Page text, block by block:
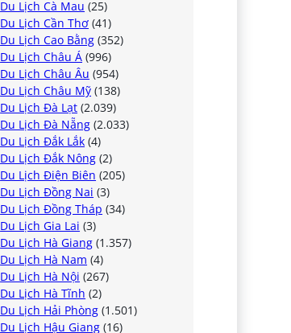
Du Lịch Cà Mau (25)
Du Lịch Cần Thơ (41)
Du Lịch Cao Bằng (352)
Du Lịch Châu Á (996)
Du Lịch Châu Âu (954)
Du Lịch Châu Mỹ (138)
Du Lịch Đà Lạt (2.039)
Du Lịch Đà Nẵng (2.033)
Du Lịch Đắk Lắk (4)
Du Lịch Đắk Nông (2)
Du Lịch Điện Biên (205)
Du Lịch Đồng Nai (3)
Du Lịch Đồng Tháp (34)
Du Lịch Gia Lai (3)
Du Lịch Hà Giang (1.357)
Du Lịch Hà Nam (4)
Du Lịch Hà Nội (267)
Du Lịch Hà Tĩnh (2)
Du Lịch Hải Phòng (1.501)
Du Lịch Hậu Giang (16)